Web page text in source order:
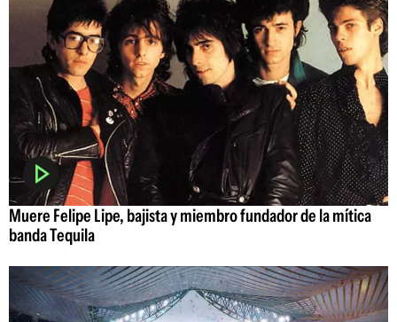
Muere Felipe Lipe, bajista y miembro fundador de la mítica
banda Tequila